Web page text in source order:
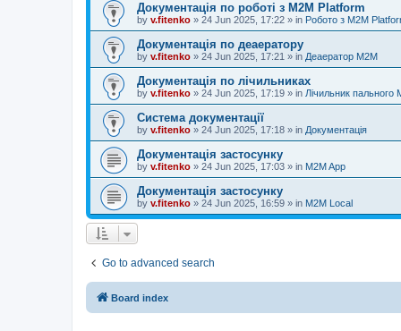
Документація по роботі з M2M Platform
by v.fitenko » 24 Jun 2025, 17:22 » in Робото з M2M
Документація по деаератору
by v.fitenko » 24 Jun 2025, 17:21 » in Деаератор M2M
Документація по лічильниках
by v.fitenko » 24 Jun 2025, 17:19 » in Лічильник пального
Система документації
by v.fitenko » 24 Jun 2025, 17:18 » in Документація
Документація застосунку
by v.fitenko » 24 Jun 2025, 17:03 » in M2M App
Документація застосунку
by v.fitenko » 24 Jun 2025, 16:59 » in M2M Local
Go to advanced search
Board index